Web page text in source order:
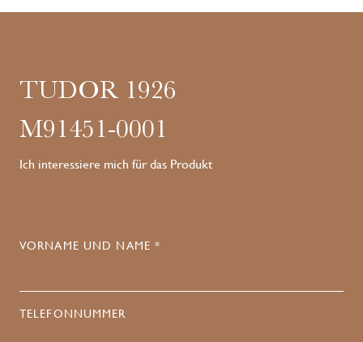
TUDOR 1926
M91451-0001
Ich interessiere mich für das Produkt
VORNAME UND NAME *
TELEFONNUMMER